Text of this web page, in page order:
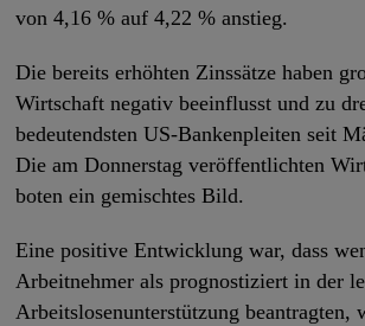
von 4,16 % auf 4,22 % anstieg.
Die bereits erhöhten Zinssätze haben
Wirtschaft negativ beeinflusst und zu
bedeutendsten US-Bankenpleiten seit
Die am Donnerstag veröffentlichten
boten ein gemischtes Bild.
Eine positive Entwicklung war, dass
Arbeitnehmer als prognostiziert in der
Arbeitslosenunterstützung beantragten,